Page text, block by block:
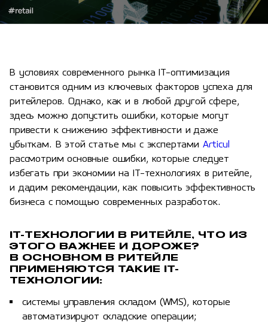
В условиях современного рынка IT-оптимизация
становится одним из ключевых факторов успеха для
ритейлеров. Однако, как и в любой другой сфере,
здесь можно допустить ошибки, которые могут
привести к снижению эффективности и даже
убыткам. В этой статье мы с экспертами Articul
рассмотрим основные ошибки, которые следует
избегать при экономии на IT-технологиях в ритейле,
и дадим рекомендации, как повысить эффективность
бизнеса с помощью современных разработок.
IT-ТЕХНОЛОГИИ В РИТЕЙЛЕ, ЧТО ИЗ
ЭТОГО ВАЖНЕЕ И ДОРОЖЕ?
В ОСНОВНОМ В РИТЕЙЛЕ
ПРИМЕНЯЮТСЯ ТАКИЕ IT-
ТЕХНОЛОГИИ:
системы управления складом (WMS), которые
автоматизируют складские операции;